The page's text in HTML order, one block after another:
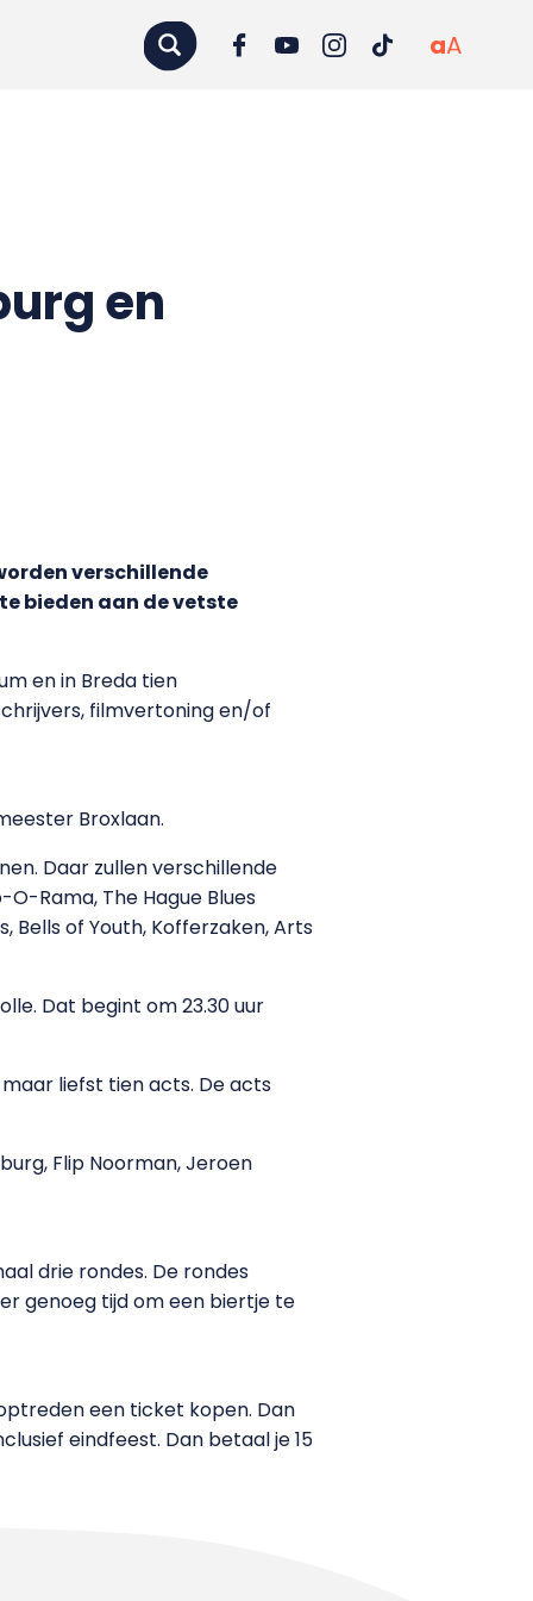
aA
en
verschillende
bieden aan de vetste
en in Breda tien
filmvertoning en/of
Broxlaan.
Daar zullen verschillende
Rama, The Hague Blues
Bells of Youth, Kofferzaken, Arts
Dat begint om 23.30 uur
liefst tien acts. De acts
Flip Noorman, Jeroen
drie rondes. De rondes
genoeg tijd om een biertje te
een ticket kopen. Dan
eindfeest. Dan betaal je 15